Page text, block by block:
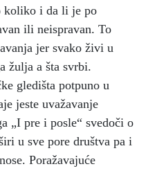
koliko i da li je po
ili neispravan. To
jer svako živi u
žulja a šta svrbi.
gledišta potpuno u
jeste uvažavanje
„I pre i posle“ svedoči o
u sve pore društva pa i
Poražavajuće